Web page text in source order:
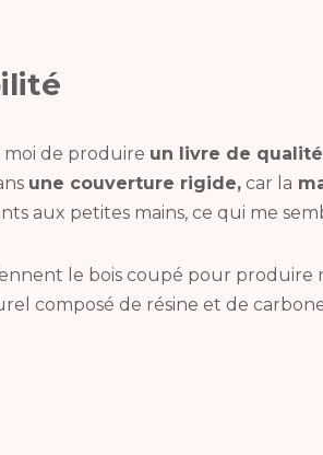
de produire un livre de qualité
une couverture rigide, car la
aux petites mains, ce qui me
le bois coupé pour produire
composé de résine et de